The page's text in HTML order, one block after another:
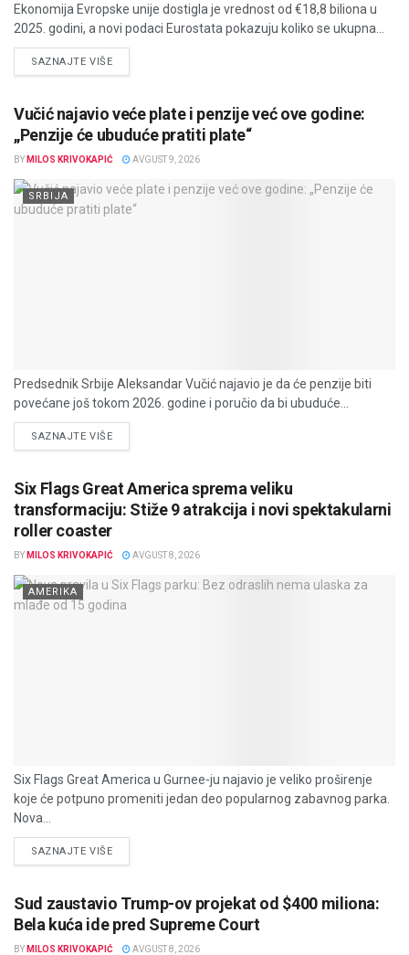
Ekonomija Evropske unije dostigla je vrednost od €18,8 biliona u
2025. godini, a novi podaci Eurostata pokazuju koliko se ukupna...
SAZNAJTE VIŠEDETAILS
Vučić najavio veće plate i penzije već ove godine:
„Penzije će ubuduće pratiti plate“
BY MILOS KRIVOKAPIĆ AVGUST 9, 2026
SRBIJA
Predsednik Srbije Aleksandar Vučić najavio je da će penzije biti
povećane još tokom 2026. godine i poručio da bi ubuduće...
SAZNAJTE VIŠEDETAILS
Six Flags Great America sprema veliku
transformaciju: Stiže 9 atrakcija i novi spektakularni
roller coaster
BY MILOS KRIVOKAPIĆ AVGUST 8, 2026
AMERIKA
Six Flags Great America u Gurnee-ju najavio je veliko proširenje
koje će potpuno promeniti jedan deo popularnog zabavnog parka.
Nova...
SAZNAJTE VIŠEDETAILS
Sud zaustavio Trump-ov projekat od $400 miliona:
Bela kuća ide pred Supreme Court
BY MILOS KRIVOKAPIĆ AVGUST 8, 2026